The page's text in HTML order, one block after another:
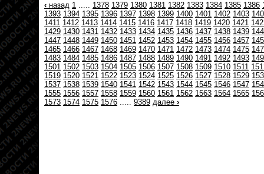
‹ назад 1 ..... 1378 1379 1380 1381 1382 1383 1384 1385 1386
1393 1394 1395 1396 1397 1398 1399 1400 1401 1402 1403
1411 1412 1413 1414 1415 1416 1417 1418 1419 1420 1421
1429 1430 1431 1432 1433 1434 1435 1436 1437 1438 1439
1447 1448 1449 1450 1451 1452 1453 1454 1455 1456 1457
1465 1466 1467 1468 1469 1470 1471 1472 1473 1474 1475
1483 1484 1485 1486 1487 1488 1489 1490 1491 1492 1493
1501 1502 1503 1504 1505 1506 1507 1508 1509 1510 1511
1519 1520 1521 1522 1523 1524 1525 1526 1527 1528 1529
1537 1538 1539 1540 1541 1542 1543 1544 1545 1546 1547
1555 1556 1557 1558 1559 1560 1561 1562 1563 1564 1565
1573 1574 1575 1576 ..... 9389 далее ›